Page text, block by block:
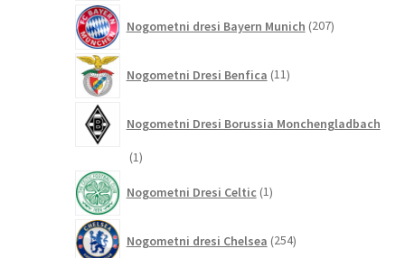
Nogometni dresi Bayern Munich 207izdelkov
Nogometni Dresi Benfica 11izdelkov
Nogometni Dresi Borussia Monchengladbach
11
Nogometni Dresi Celtic 1izdelek
Nogometni dresi Chelsea 254izdelkov